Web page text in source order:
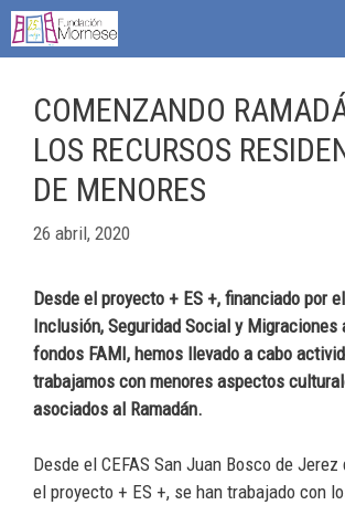
COMENZANDO
LOS RECURSOS
DE MENORES
26 abril, 2020
Desde el proyecto + ES +, financiado por
Inclusión, Seguridad Social y Migraciones
fondos FAMI, hemos llevado a cabo
trabajamos con menores aspectos
asociados al Ramadán.
Desde el CEFAS San Juan Bosco de
el proyecto + ES +, se han trabajado con